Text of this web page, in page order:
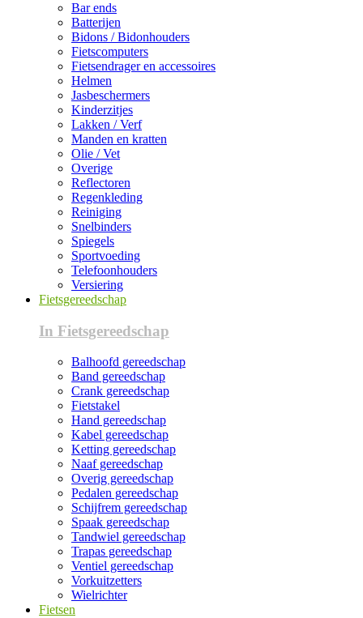
Bar ends
Batterijen
Bidons / Bidonhouders
Fietscomputers
Fietsendrager en accessoires
Helmen
Jasbeschermers
Kinderzitjes
Lakken / Verf
Manden en kratten
Olie / Vet
Overige
Reflectoren
Regenkleding
Reiniging
Snelbinders
Spiegels
Sportvoeding
Telefoonhouders
Versiering
Fietsgereedschap
In Fietsgereedschap
Balhoofd gereedschap
Band gereedschap
Crank gereedschap
Fietstakel
Hand gereedschap
Kabel gereedschap
Ketting gereedschap
Naaf gereedschap
Overig gereedschap
Pedalen gereedschap
Schijfrem gereedschap
Spaak gereedschap
Tandwiel gereedschap
Trapas gereedschap
Ventiel gereedschap
Vorkuitzetters
Wielrichter
Fietsen